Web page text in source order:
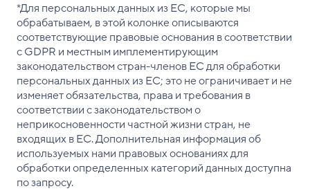
*Для персональных данных из ЕС, которые мы
обрабатываем, в этой колонке описываются
соответствующие правовые основания в соответствии
с GDPR и местным имплементирующим
законодательством стран-членов ЕС для обработки
персональных данных из ЕС; это не ограничивает и не
изменяет обязательства, права и требования в
соответствии с законодательством о
неприкосновенности частной жизни стран, не
входящих в ЕС. Дополнительная информация об
используемых нами правовых основаниях для
обработки определенных категорий данных доступна
по запросу.